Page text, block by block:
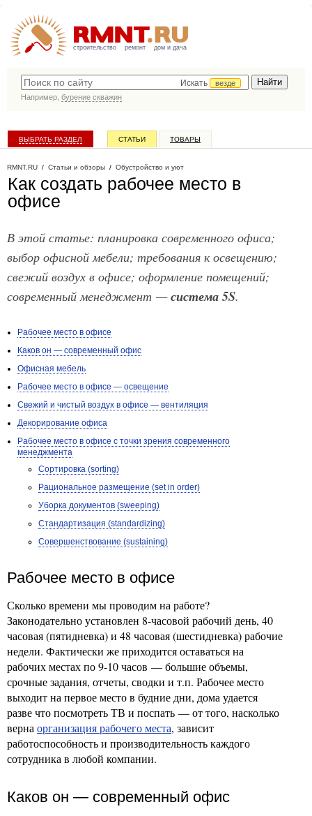
строительство ремонт дом и дача
Искать
везде
Например, бурение скважин
ВЫБРАТЬ РАЗДЕЛ СТАТЬИ ТОВАРЫ
RMNT.RU / Статьи и обзоры / Обустройство и уют
Как создать рабочее место в
офисе
В этой статье: планировка современного офиса;
выбор офисной мебели; требования к освещению;
свежий воздух в офисе; оформление помещений;
современный менеджмент —система 5S.
Рабочее место в офисе
Каков он — современный офис
Офисная мебель
Рабочее место в офисе — освещение
Свежий и чистый воздух в офисе — вентиляция
Декорирование офиса
Рабочее место в офисе с точки зрения современного
менеджмента
Сортировка (sorting)
Рациональное размещение (set in order)
Уборка документов (sweeping)
Стандартизация (standardizing)
Совершенствование (sustaining)
Рабочее место в офисе
Сколько времени мы проводим на работе?
Законодательно установлен 8-часовой рабочий день, 40
часовая (пятидневка) и 48 часовая (шестидневка) рабочие
недели. Фактически же приходится оставаться на
рабочих местах по 9-10 часов — большие объемы,
срочные задания, отчеты, сводки и т.п. Рабочее место
выходит на первое место в будние дни, дома удается
разве что посмотреть ТВ и поспать — от того, насколько
верна организация рабочего места, зависит
работоспособность и производительность каждого
сотрудника в любой компании.
Каков он — современный офис